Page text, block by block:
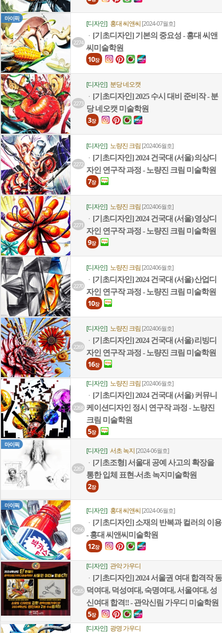
마이픽
2274
[디자인] 홍대 씨앤씨 [2024-07월호]
ㆍ [기초디자인] 기본의 중요성 - 홍대 씨앤
씨미술학원
10장
2273
[디자인] 분당 네오캣
ㆍ [기초디자인] 2025 수시 대비 준비작 - 분
당 네오캣 미술학원
3장
2272
[디자인] 노량진 크림 [202406월호]
ㆍ [기초디자인] 2024 건국대 (서울) 의상디
자인 연구작 과정 - 노량진 크림 미술학원
7장
2271
[디자인] 노량진 크림 [202406월호]
ㆍ [기초디자인] 2024 건국대 (서울) 영상디
자인 연구작 과정 - 노량진 크림 미술학원
9장
2270
[디자인] 노량진 크림 [202406월호]
ㆍ [기초디자인] 2024 건국대 (서울) 산업디
자인 연구작 과정 - 노량진 크림 미술학원
10장
2269
[디자인] 노량진 크림 [202406월호]
ㆍ [기초디자인] 2024 건국대 (서울) 리빙디
자인 연구작 과정 - 노량진 크림 미술학원
16장
2268
[디자인] 노량진 크림 [202406월호]
ㆍ [기초디자인] 2024 건국대 (서울) 커뮤니
케이션디자인 정시 연구작 과정 - 노량진
크림 미술학원
5장
마이픽
2267
[디자인] 서초 녹지 [2024-06월호]
ㆍ [기초조형] 서울대 공예 사고의 확장을
통한 입체 표현-서초 녹지미술학원
2장
마이픽
2266
[디자인] 홍대 씨앤씨 [2024-06월호]
ㆍ [기초디자인] 소재의 반복과 컬러의 이용
- 홍대 씨앤씨미술학원
12장
2265
[디자인] 관악 가우디
ㆍ [기초디자인] 2024 서울권 여대 합격작 동
덕여대, 덕성여대, 숙명여대, 서울여대, 성
신여대 합격!! - 관악신림 가우디 미술학원
5장
[디자인] 광명 가우디